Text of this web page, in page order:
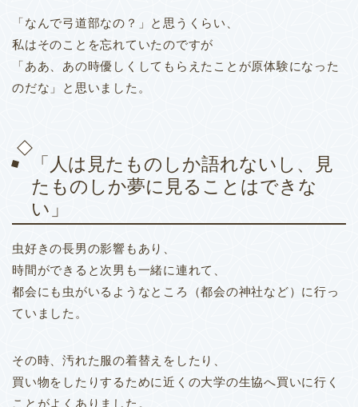
「なんで弓道部なの？」と思うくらい、
私はそのことを忘れていたのですが
「ああ、あの時優しくしてもらえたことが原体験になった
のだな」と思いました。
「人は見たものしか語れないし、見
たものしか夢に見ることはできな
い」
虫好きの長男の影響もあり、
時間ができると次男も一緒に連れて、
都会にも虫がいるようなところ（都会の神社など）に行っ
ていました。
その時、汚れた服の着替えをしたり、
買い物をしたりするために近くの大学の生協へ買いに行く
ことがよくありました。